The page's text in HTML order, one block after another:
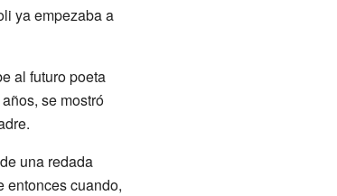
ya empezaba a
al futuro poeta
se mostró
una redada
entonces cuando,